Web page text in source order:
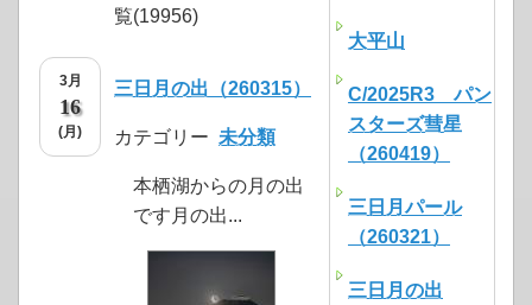
覧(19956)
3月
16
(月)
三日月の出（260315）
カテゴリー 未分類
本栖湖からの月の出
です月の出...
大平山
C/2025R3 パン
スターズ彗星
（260419）
三日月パール
（260321）
三日月の出